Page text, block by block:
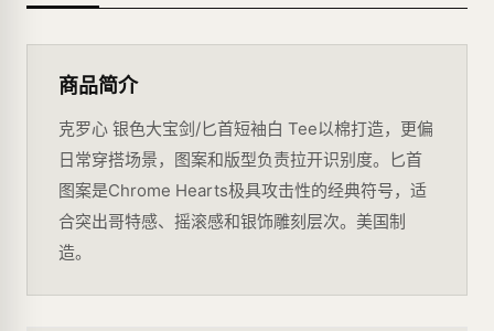
商品简介
克罗心 银色大宝剑/匕首短袖白 Tee以棉打造，更偏
日常穿搭场景，图案和版型负责拉开识别度。匕首
图案是Chrome Hearts极具攻击性的经典符号，适
合突出哥特感、摇滚感和银饰雕刻层次。美国制
造。